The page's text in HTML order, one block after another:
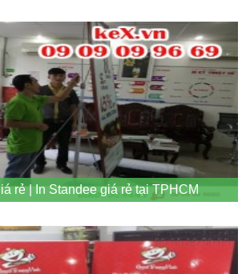
rẻ | In Standee giá rẻ tại TPHCM